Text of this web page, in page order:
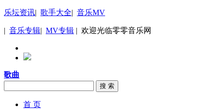
乐坛资讯| 歌手大全| 音乐MV
| 音乐专辑| MV专辑 | 欢迎光临零零音乐网
歌曲
搜 索
首 页